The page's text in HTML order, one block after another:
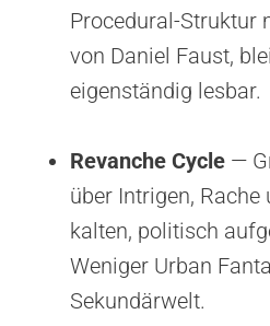
Procedural-Struktur
von Daniel Faust,
eigenständig lesbar.
Revanche Cycle —
über Intrigen,
kalten, politisch
Weniger Urban
Sekundärwelt.